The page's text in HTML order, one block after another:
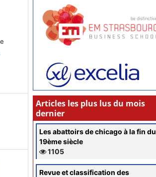
Articles les plus lus du mois
dernier
Les abattoirs de chicago à la fin du
19ème siècle
1105
Revue et classification des